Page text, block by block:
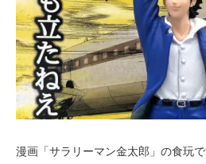
漫画「サラリーマン金太郎」の食玩